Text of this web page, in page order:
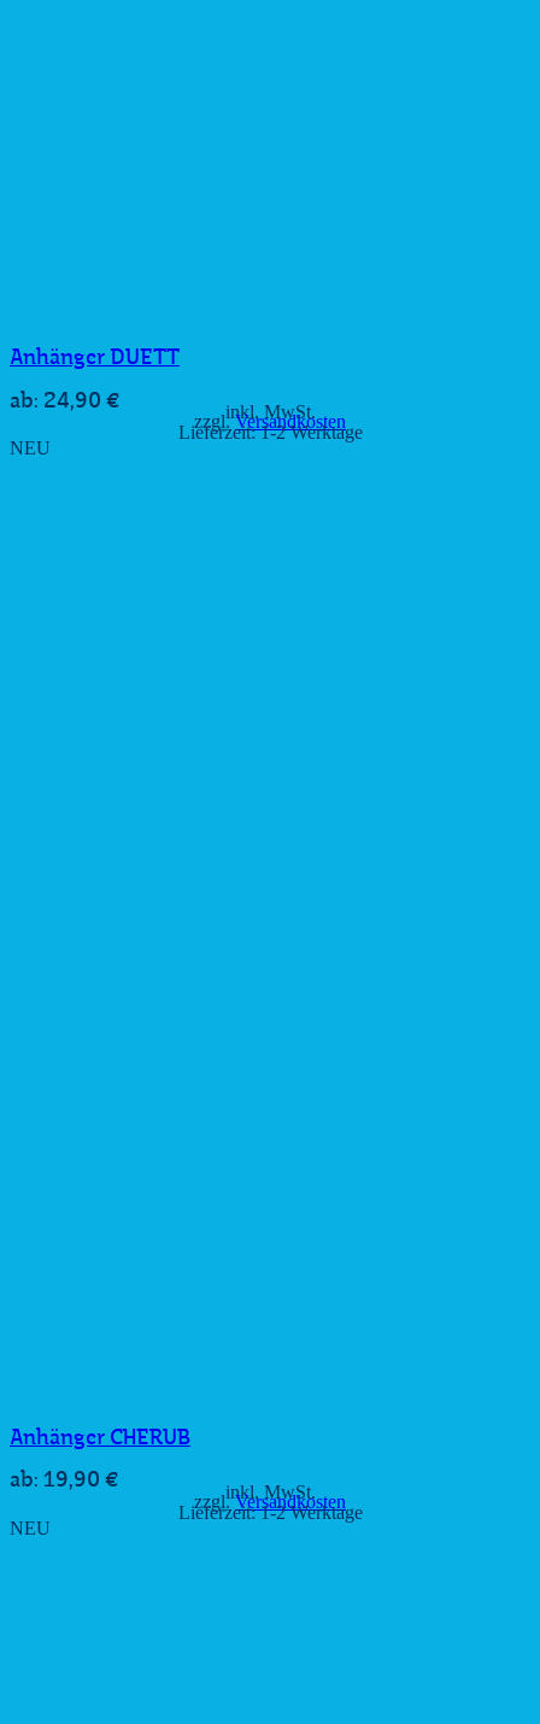
Anhänger DUETT
ab: 24,90 € inkl. MwSt.
zzgl.Versandkosten
Lieferzeit:1-2 Werktage
NEU
Anhänger CHERUB
ab: 19,90 € inkl. MwSt.
zzgl.Versandkosten
Lieferzeit:1-2 Werktage
NEU